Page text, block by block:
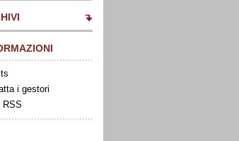
i gestori
RSS